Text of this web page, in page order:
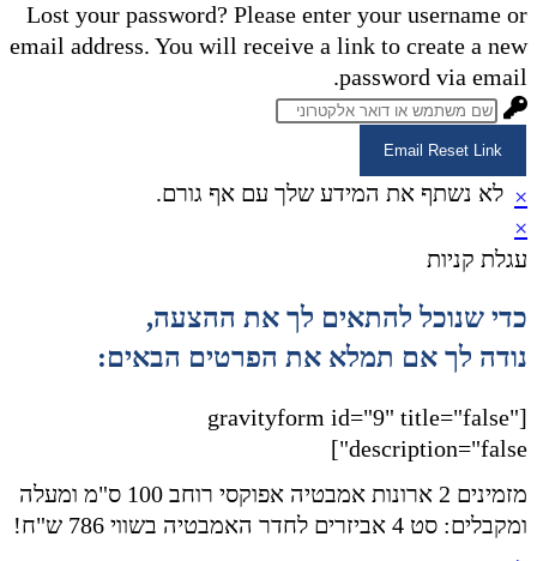
Lost your password? Please enter your username or
email address. You will receive a link to create a new
password via email.
Email Reset Link
לא נשתף את המידע שלך עם אף גורם. ×
×
עגלת קניות
כדי שנוכל להתאים לך את ההצעה,
נודה לך אם תמלא את הפרטים הבאים:
[gravityform id="9" title="false"
description="false"]
מזמינים 2 ארונות אמבטיה אפוקסי רוחב 100 ס"מ ומעלה
ומקבלים: סט 4 אביזרים לחדר האמבטיה בשווי 786 ש"ח!